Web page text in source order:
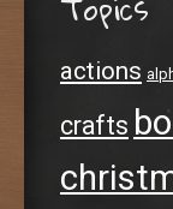
actions
crafts